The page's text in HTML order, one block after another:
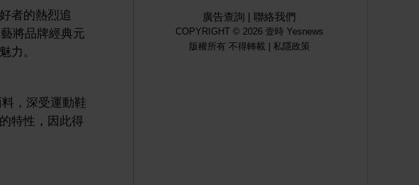
者的熱烈追
將品牌經典元
力。
，深受運動鞋
特性，因此得
廣告查詢 | 聯絡我們
COPYRIGHT © 2026 壹時 Yesnews
版權所有 不得轉載 | 私隱政策